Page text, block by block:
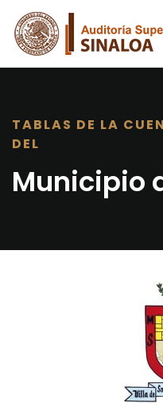
TABLAS DE LA
DEL
Municipio